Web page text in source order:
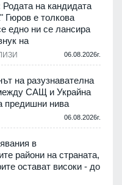
на кандидата
Гюров е толкова
едно ни се лансира
на
06.08.2026г.
на разузнавателна
САЩ и Украйна
предишни нива
06.08.2026г.
в
райони на страната,
остават високи - до